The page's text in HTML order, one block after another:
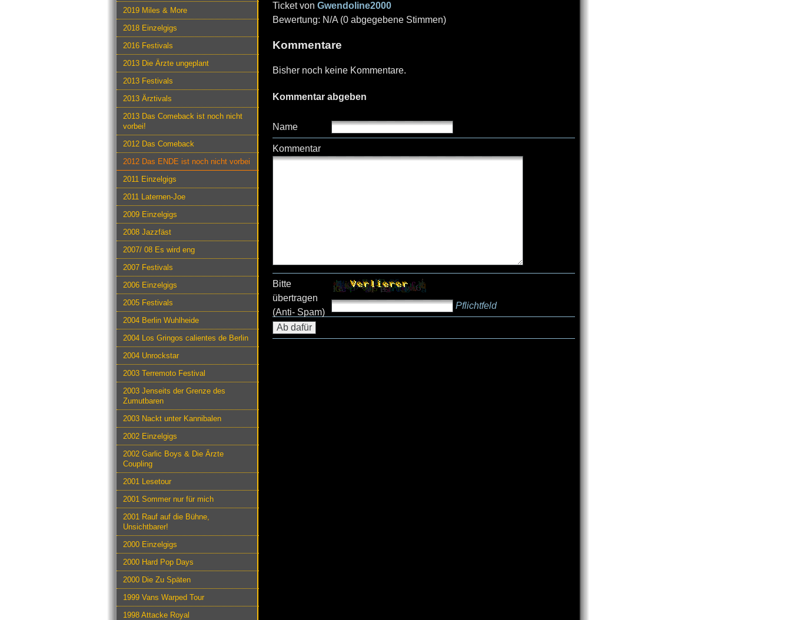
2019 Miles & More
2018 Einzelgigs
2016 Festivals
2013 Die Ärzte ungeplant
2013 Festivals
2013 Ärztivals
2013 Das Comeback ist noch nicht
vorbei!
2012 Das Comeback
2012 Das ENDE ist noch nicht vorbei
2011 Einzelgigs
2011 Laternen-Joe
2009 Einzelgigs
2008 Jazzfäst
2007/ 08 Es wird eng
2007 Festivals
2006 Einzelgigs
2005 Festivals
2004 Berlin Wuhlheide
2004 Los Gringos calientes de Berlin
2004 Unrockstar
2003 Terremoto Festival
2003 Jenseits der Grenze des
Zumutbaren
2003 Nackt unter Kannibalen
2002 Einzelgigs
2002 Garlic Boys & Die Ärzte
Coupling
2001 Lesetour
2001 Sommer nur für mich
2001 Rauf auf die Bühne,
Unsichtbarer!
2000 Einzelgigs
2000 Hard Pop Days
2000 Die Zu Späten
1999 Vans Warped Tour
1998 Attacke Royal
Ticket von Gwendoline2000
Bewertung: N/A (0 abgegebene Stimmen)
Kommentare
Bisher noch keine Kommentare.
Kommentar abgeben
Name
Kommentar
Bitte
übertragen
(Anti- Spam)
Pflichtfeld